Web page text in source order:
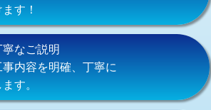
部品）
栓）
水栓） 16,500円
器・分岐水栓） 16,500円
す！
なご説明
事内容を明確、丁寧に
す。